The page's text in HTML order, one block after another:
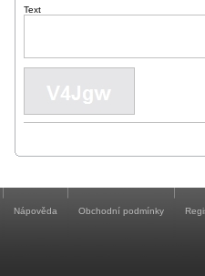
Text
Nápověda Obchodní podmínky